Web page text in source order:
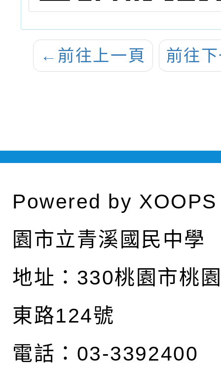
← 前往上一頁 前往
Powered by XOOPS
園市立青溪國民中學
地址： 330桃園市桃
東路124號
電話：03-3392400